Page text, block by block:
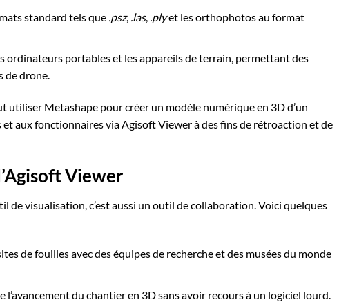
standard tels que .psz, .las, .plyet les orthophotos au format
ordinateurs portables et les appareils de terrain, permettant des
de drone.
utiliser Metashape pour créer un modèle numérique en 3D d’un
aux fonctionnaires via Agisoft Viewer à des fins de rétroaction et de
Viewer
de visualisation, c’est aussi un outil de collaboration. Voici quelques
de fouilles avec des équipes de recherche et des musées du monde
l’avancement du chantier en 3D sans avoir recours à un logiciel lourd.